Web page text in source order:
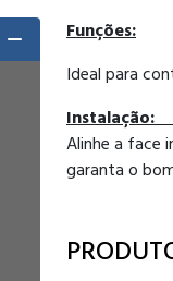
Funções:
Ideal para
Alinhe a face
garanta o